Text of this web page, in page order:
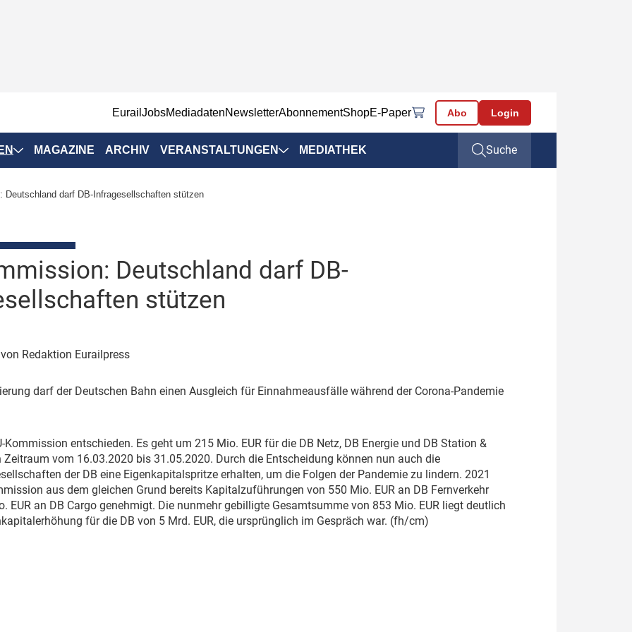
EurailJobsMediadatenNewsletterAbonnementShopE-Paper Abo Login
Positionen
& Märkte
& Ausrüstung
MAGAZINE ARCHIV VERANSTALTUNGEN
Veranstaltungen
IRSA 2025
MEDIATHEK Suche
Deutschland darf DB-Infragesellschaften stützen
Deutschland darf DB-
stützen
| von Redaktion Eurailpress
darf der Deutschen Bahn einen Ausgleich für Einnahmeausfälle während der Corona-Pandemie
Kommission entschieden. Es geht um 215 Mio. EUR für die DB Netz, DB Energie und DB Station &
Zeitraum vom 16.03.2020 bis 31.05.2020. Durch die Entscheidung können nun auch die
der DB eine Eigenkapitalspritze erhalten, um die Folgen der Pandemie zu lindern. 2021
aus dem gleichen Grund bereits Kapitalzuführungen von 550 Mio. EUR an DB Fernverkehr
EUR an DB Cargo genehmigt. Die nunmehr gebilligte Gesamtsumme von 853 Mio. EUR liegt deutlich
für die DB von 5 Mrd. EUR, die ursprünglich im Gespräch war. (fh/cm)